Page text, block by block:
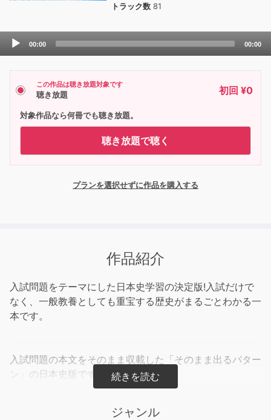
トラック数 81
Audio
00:00 00:00
この作品は聴き放題対象です
聴き放題 初回 ¥0
対象作品なら何冊でも聴き放題。
聴き放題で聴く
プランを選択せずに作品を購入する
作品紹介
入試問題をテーマにした日本史学習の決定版!入試だけで
なく、一般教養としても重宝する歴史がまるごとわかる一
本です。
入試問題の本文をそのまま収載した「そのまま出るパター
ン」の日本史版です。
過去二十数年分の入試問題を完全データ化し、非常に高い
ジャンル